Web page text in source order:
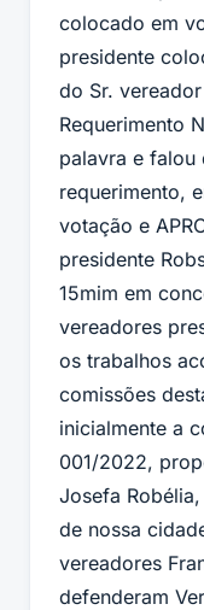
colocado em
presidente
do Sr.
Requerimento
palavra e falou
requerimento,
votação e
presidente
15mim em
vereadores
os trabalhos
comissões
inicialmente a
001/2022,
Josefa
de nossa
vereadores
defenderam